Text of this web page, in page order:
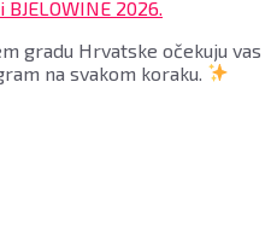
2026.
gradu Hrvatske očekuju vas
na svakom koraku.